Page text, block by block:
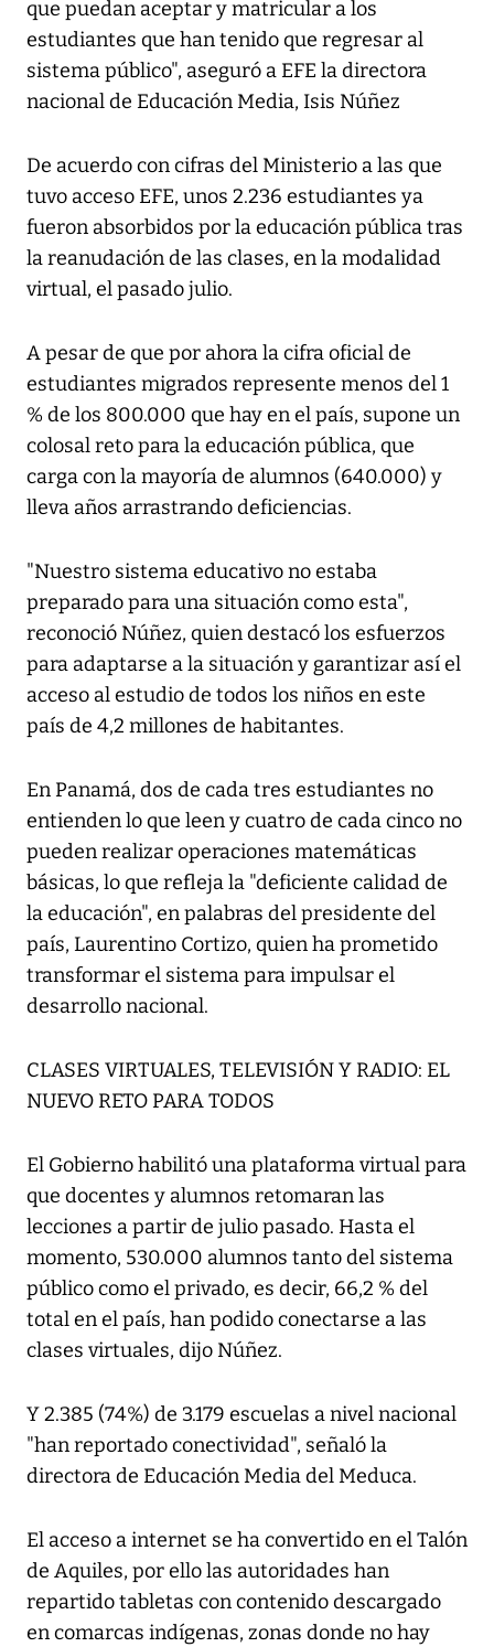
que puedan aceptar y matricular a los
estudiantes que han tenido que regresar al
sistema público", aseguró a EFE la directora
nacional de Educación Media, Isis Núñez
De acuerdo con cifras del Ministerio a las que
tuvo acceso EFE, unos 2.236 estudiantes ya
fueron absorbidos por la educación pública tras
la reanudación de las clases, en la modalidad
virtual, el pasado julio.
A pesar de que por ahora la cifra oficial de
estudiantes migrados represente menos del 1
% de los 800.000 que hay en el país, supone un
colosal reto para la educación pública, que
carga con la mayoría de alumnos (640.000) y
lleva años arrastrando deficiencias.
"Nuestro sistema educativo no estaba
preparado para una situación como esta",
reconoció Núñez, quien destacó los esfuerzos
para adaptarse a la situación y garantizar así el
acceso al estudio de todos los niños en este
país de 4,2 millones de habitantes.
En Panamá, dos de cada tres estudiantes no
entienden lo que leen y cuatro de cada cinco no
pueden realizar operaciones matemáticas
básicas, lo que refleja la "deficiente calidad de
la educación", en palabras del presidente del
país, Laurentino Cortizo, quien ha prometido
transformar el sistema para impulsar el
desarrollo nacional.
CLASES VIRTUALES, TELEVISIÓN Y RADIO: EL
NUEVO RETO PARA TODOS
El Gobierno habilitó una plataforma virtual para
que docentes y alumnos retomaran las
lecciones a partir de julio pasado. Hasta el
momento, 530.000 alumnos tanto del sistema
público como el privado, es decir, 66,2 % del
total en el país, han podido conectarse a las
clases virtuales, dijo Núñez.
Y 2.385 (74%) de 3.179 escuelas a nivel nacional
"han reportado conectividad", señaló la
directora de Educación Media del Meduca.
El acceso a internet se ha convertido en el Talón
de Aquiles, por ello las autoridades han
repartido tabletas con contenido descargado
en comarcas indígenas, zonas donde no hay